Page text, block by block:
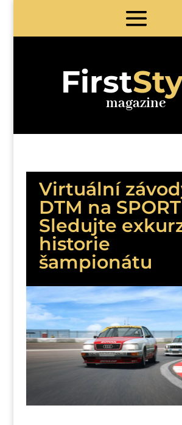
First
magazine
Virtuální
DTM na
Sledujte
historie
šampionátu